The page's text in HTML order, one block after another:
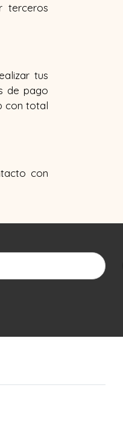
terceros
tus
de pago
con total
con